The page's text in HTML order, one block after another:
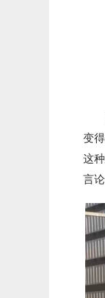
变
这
言